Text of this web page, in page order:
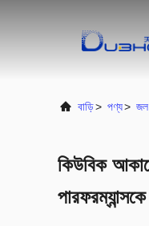
বাড়ি> পণ্য> জল
কিউবিক